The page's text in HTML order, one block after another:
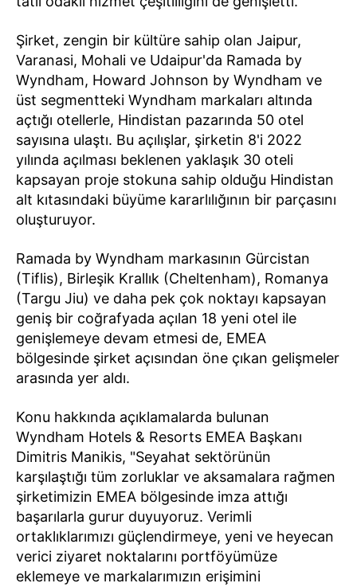
Şirket, zengin bir kültüre sahip olan Jaipur,
Varanasi, Mohali ve Udaipur'da Ramada by
Wyndham, Howard Johnson by Wyndham ve
üst segmentteki Wyndham markaları altında
açtığı otellerle, Hindistan pazarında 50 otel
sayısına ulaştı. Bu açılışlar, şirketin 8'i 2022
yılında açılması beklenen yaklaşık 30 oteli
kapsayan proje stokuna sahip olduğu Hindistan
alt kıtasındaki büyüme kararlılığının bir parçasını
oluşturuyor.
Ramada by Wyndham markasının Gürcistan
(Tiflis), Birleşik Krallık (Cheltenham), Romanya
(Targu Jiu) ve daha pek çok noktayı kapsayan
geniş bir coğrafyada açılan 18 yeni otel ile
genişlemeye devam etmesi de, EMEA
bölgesinde şirket açısından öne çıkan gelişmeler
arasında yer aldı.
Konu hakkında açıklamalarda bulunan
Wyndham Hotels & Resorts EMEA Başkanı
Dimitris Manikis, "Seyahat sektörünün
karşılaştığı tüm zorluklar ve aksamalara rağmen
şirketimizin EMEA bölgesinde imza attığı
başarılarla gurur duyuyoruz. Verimli
ortaklıklarımızı güçlendirmeye, yeni ve heyecan
verici ziyaret noktalarını portföyümüze
eklemeye ve markalarımızın erişimini